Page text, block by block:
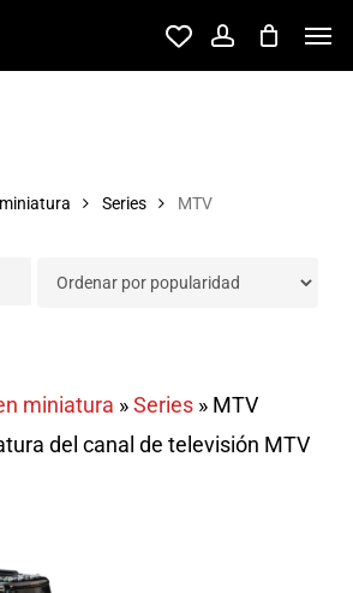
account
Series MTV
miniatura »Series» MTV
del canal de televisión MTV